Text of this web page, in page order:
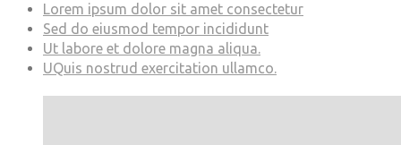
Lorem ipsum dolor sit amet consectetur
Sed do eiusmod tempor incididunt
Ut labore et dolore magna aliqua.
UQuis nostrud exercitation ullamco.